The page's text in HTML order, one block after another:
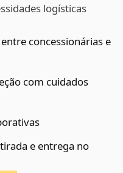
logísticas
concessionárias e
com cuidados
e entrega no